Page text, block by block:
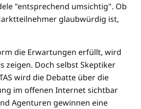
"entsprechend umsichtig". Ob
glaubwürdig ist,
die Erwartungen erfüllt, wird
zeigen. Doch selbst Skeptiker
wird die Debatte über die
im offenen Internet sichtbar
Agenturen gewinnen eine